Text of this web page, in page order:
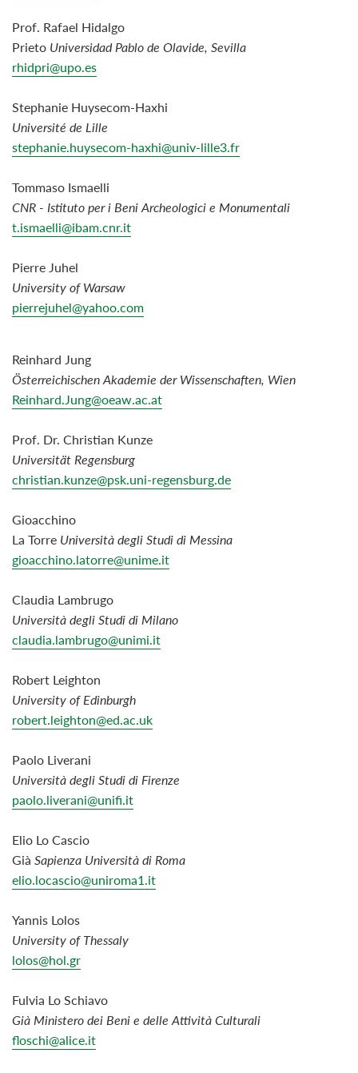
Prof. Rafael Hidalgo
Prieto Universidad Pablo de Olavide, Sevilla
rhidpri@upo.es
Stephanie Huysecom-Haxhi
Université de Lille
stephanie.huysecom-haxhi@univ-lille3.fr
Tommaso Ismaelli
CNR - Istituto per i Beni Archeologici e Monumentali
t.ismaelli@ibam.cnr.it
Pierre Juhel
University of Warsaw
pierrejuhel@yahoo.com
Reinhard Jung
Österreichischen Akademie der Wissenschaften, Wien
Reinhard.Jung@oeaw.ac.at
Prof. Dr. Christian Kunze
Universität Regensburg
christian.kunze@psk.uni-regensburg.de
Gioacchino
La Torre Università degli Studi di Messina
gioacchino.latorre@unime.it
Claudia Lambrugo
Università degli Studi di Milano
claudia.lambrugo@unimi.it
Robert Leighton
University of Edinburgh
robert.leighton@ed.ac.uk
Paolo Liverani
Università degli Studi di Firenze
paolo.liverani@unifi.it
Elio Lo Cascio
Già Sapienza Università di Roma
elio.locascio@uniroma1.it
Yannis Lolos
University of Thessaly
lolos@hol.gr
Fulvia Lo Schiavo
Già Ministero dei Beni e delle Attività Culturali
floschi@alice.it